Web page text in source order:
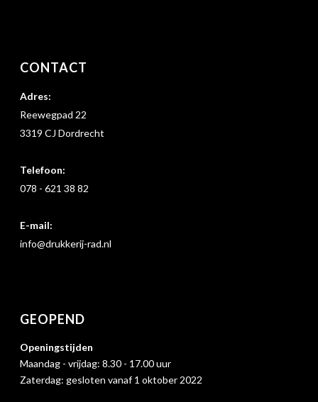
CONTACT
Adres:
Reewegpad 22
3319 CJ Dordrecht
Telefoon:
078 - 621 38 82
E-mail:
info@drukkerij-rad.nl
GEOPEND
Openingstijden
Maandag - vrijdag: 8.30 - 17.00 uur
Zaterdag: gesloten vanaf 1 oktober 2022